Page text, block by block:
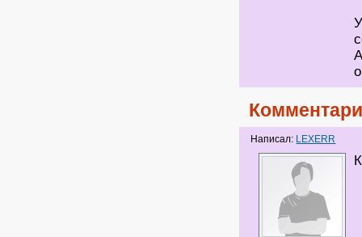
Написал: LEXERR